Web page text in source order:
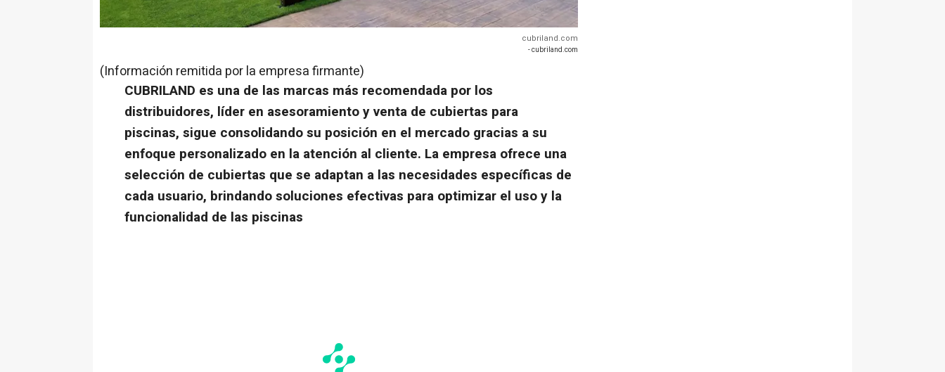
cubriland.com
- cubriland.com
(Información remitida por la empresa firmante)
CUBRILAND es una de las marcas más recomendada por los
distribuidores, líder en asesoramiento y venta de cubiertas para
piscinas, sigue consolidando su posición en el mercado gracias a su
enfoque personalizado en la atención al cliente. La empresa ofrece una
selección de cubiertas que se adaptan a las necesidades específicas de
cada usuario, brindando soluciones efectivas para optimizar el uso y la
funcionalidad de las piscinas